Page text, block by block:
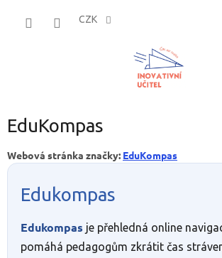
CZK
EduKompas
Webová stránka značky: EduKompas
Edukompas
Edukompas je přehledná online
pomáhá pedagogům zkrátit čas